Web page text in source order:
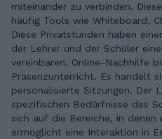
miteinander zu verbinden.
häufig Tools wie Whiteboard,
Diese Privatstunden haben
der Lehrer und der Schüler
vereinbaren. Online-Nachhilfe
Präsenzunterricht. Es handelt
personalisierte Sitzungen. Der
spezifischen Bedürfnisse des
sich auf die Bereiche, in denen
ermöglicht eine Interaktion in